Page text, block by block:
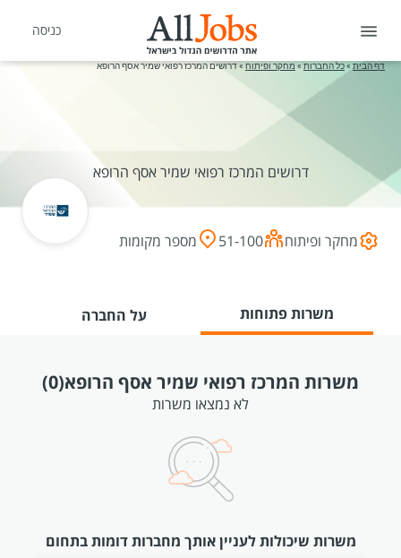
כניסה
דף הבית »כל החברות » מחקר ופיתוח »דרושים המרכז רפואי שמיר אסף הרופא
דרושים המרכז רפואי שמיר אסף הרופא
מחקר ופיתוח 51-100 מספר מקומות
משרות פתוחות על החברה
משרות המרכז רפואי שמיר אסף הרופא(0)
לא נמצאו משרות
משרות שיכולות לעניין אותך מחברות דומות בתחום